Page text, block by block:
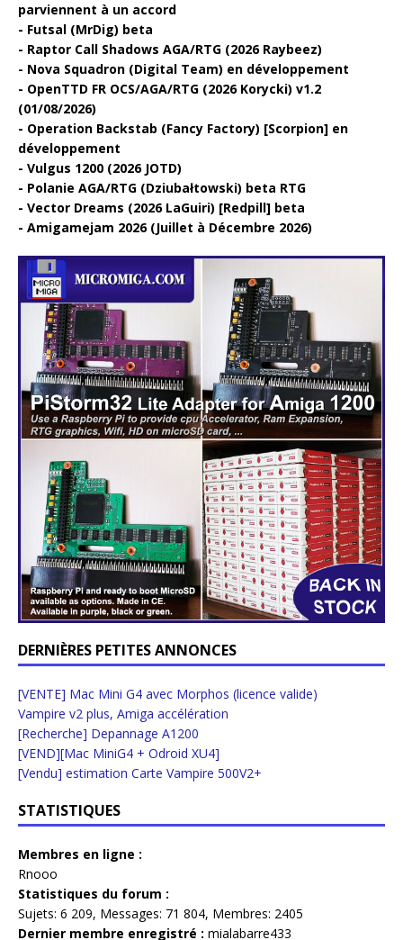
parviennent à un accord
Futsal (MrDig) beta
Raptor Call Shadows AGA/RTG (2026 Raybeez)
Nova Squadron (Digital Team) en développement
OpenTTD FR OCS/AGA/RTG (2026 Korycki) v1.2
(01/08/2026)
Operation Backstab (Fancy Factory) [Scorpion] en
développement
Vulgus 1200 (2026 JOTD)
Polanie AGA/RTG (Dziubałtowski) beta RTG
Vector Dreams (2026 LaGuiri) [Redpill] beta
Amigamejam 2026 (Juillet à Décembre 2026)
DERNIÈRES PETITES ANNONCES
[VENTE] Mac Mini G4 avec Morphos (licence valide)
Vampire v2 plus, Amiga accélération
[Recherche] Depannage A1200
[VEND][Mac MiniG4 + Odroid XU4]
[Vendu] estimation Carte Vampire 500V2+
STATISTIQUES
Membres en ligne :
Rnooo
Statistiques du forum :
Sujets: 6 209, Messages: 71 804, Membres: 2405
Dernier membre enregistré : mialabarre433